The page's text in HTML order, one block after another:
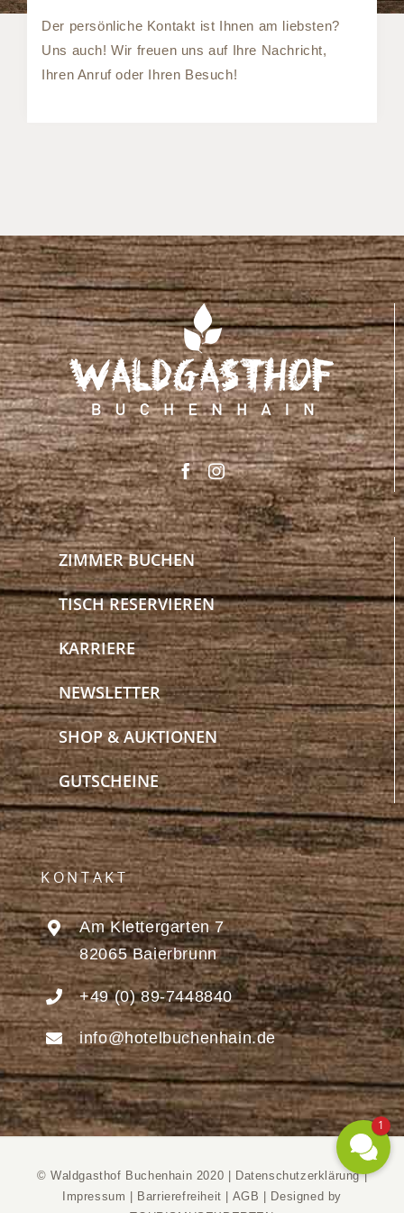
Der persönliche Kontakt ist Ihnen am liebsten?
Uns auch! Wir freuen uns auf Ihre Nachricht,
Ihren Anruf oder Ihren Besuch!
ZIMMER BUCHEN
TISCH RESERVIEREN
KARRIERE
NEWSLETTER
SHOP & AUKTIONEN
GUTSCHEINE
KONTAKT
Am Klettergarten 7
82065 Baierbrunn
+49 (0) 89-7448840
info@hotelbuchenhain.de
© Waldgasthof Buchenhain 2020 | Datenschutzerklärung|
Impressum
Barrierefreiheit AGB
Designed by
1